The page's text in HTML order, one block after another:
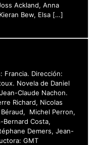
Ackland, Anna
Bew, Elsa […]
Francia. Dirección:
Novela de Daniel
Claude Nachon.
Richard, Nicolas
Michel Perron,
Bernard Costa,
Demers, Jean-
GMT